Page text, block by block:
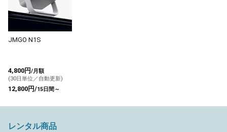
JMGO N1S
4,800円/月額
(30日単位／自動更新)
12,800円/15日間～
レンタル商品